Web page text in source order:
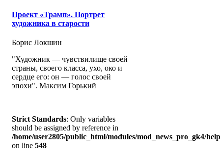
Проект «Трамп». Портрет
художника в старости
Борис Локшин
"Художник — чувствилище своей
страны, своего класса, ухо, око и
сердце его: он — голос своей
эпохи". Максим Горький
Strict Standards: Only variables
should be assigned by reference in
/home/user2805/public_html/modules/mod_news_pro_gk4/
on line 548